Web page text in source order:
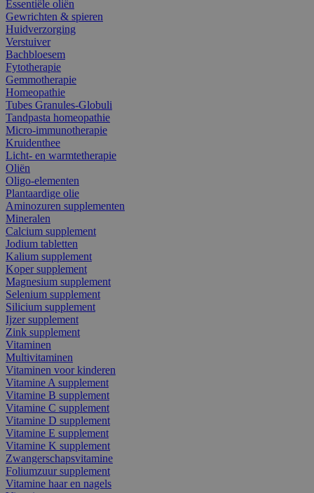
Essentiële oliën
Gewrichten & spieren
Huidverzorging
Verstuiver
Bachbloesem
Fytotherapie
Gemmotherapie
Homeopathie
Tubes Granules-Globuli
Tandpasta homeopathie
Micro-immunotherapie
Kruidenthee
Licht- en warmtetherapie
Oliën
Oligo-elementen
Plantaardige olie
Aminozuren supplementen
Mineralen
Calcium supplement
Jodium tabletten
Kalium supplement
Koper supplement
Magnesium supplement
Selenium supplement
Silicium supplement
Ijzer supplement
Zink supplement
Vitaminen
Multivitaminen
Vitaminen voor kinderen
Vitamine A supplement
Vitamine B supplement
Vitamine C supplement
Vitamine D supplement
Vitamine E supplement
Vitamine K supplement
Zwangerschapsvitamine
Foliumzuur supplement
Vitamine haar en nagels